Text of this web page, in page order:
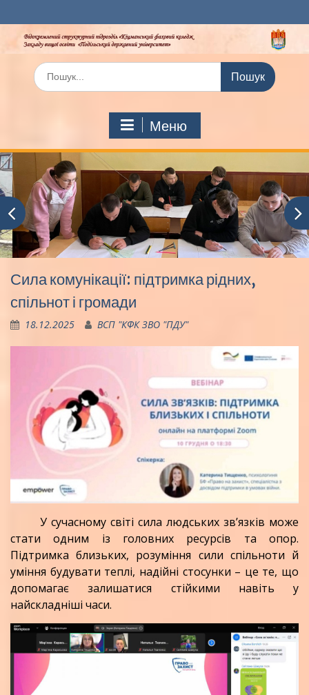
до
вмісту
Шукати:
Меню
Сила комунікації: підтримка рідних,
спільнот і громади
18.12.2025 ВСП "КФК ЗВО "ПДУ"
У сучасному світі сила людських зв’язків може
стати одним із головних ресурсів та опор.
Підтримка близьких, розуміння сили спільноти й
уміння будувати теплі, надійні стосунки – це те, що
допомагає залишатися стійкими навіть у
найскладніші часи.